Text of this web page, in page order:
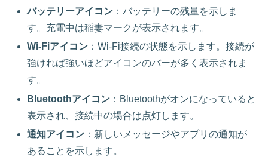
バッテリーアイコン ：バッテリーの残量を示しま
す。充電中は稲妻マークが表示されます。
Wi-Fiアイコン ：Wi-Fi接続の状態を示します。接続が
強ければ強いほどアイコンのバーが多く表示されま
す。
Bluetoothアイコン ：Bluetoothがオンになっていると
表示され、接続中の場合は点灯します。
通知アイコン ：新しいメッセージやアプリの通知が
あることを示します。